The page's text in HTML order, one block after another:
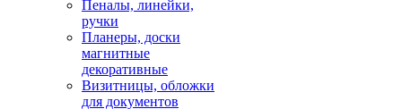
Пеналы, линейки,
ручки
Планеры, доски
магнитные
декоративные
Визитницы, обложки
для документов